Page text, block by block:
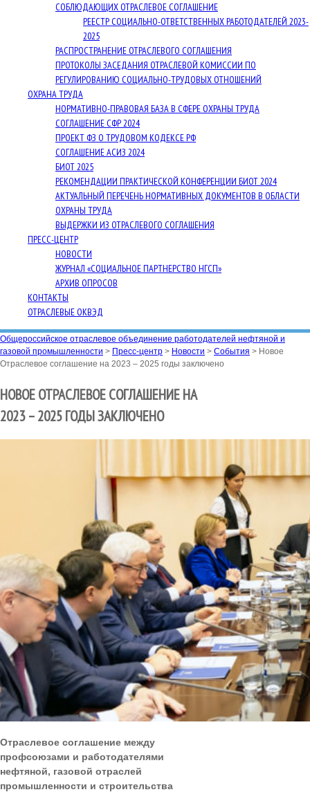
СОБЛЮДАЮЩИХ ОТРАСЛЕВОЕ СОГЛАШЕНИЕ
РЕЕСТР СОЦИАЛЬНО-ОТВЕТСТВЕННЫХ РАБОТОДАТЕЛЕЙ 2023-
2025
РАСПРОСТРАНЕНИЕ ОТРАСЛЕВОГО СОГЛАШЕНИЯ
ПРОТОКОЛЫ ЗАСЕДАНИЯ ОТРАСЛЕВОЙ КОМИССИИ ПО
РЕГУЛИРОВАНИЮ СОЦИАЛЬНО-ТРУДОВЫХ ОТНОШЕНИЙ
ОХРАНА ТРУДА
НОРМАТИВНО-ПРАВОВАЯ БАЗА В СФЕРЕ ОХРАНЫ ТРУДА
СОГЛАШЕНИЕ СФР 2024
ПРОЕКТ ФЗ О ТРУДОВОМ КОДЕКСЕ РФ
СОГЛАШЕНИЕ АСИЗ 2024
БИОТ 2025
РЕКОМЕНДАЦИИ ПРАКТИЧЕСКОЙ КОНФЕРЕНЦИИ БИОТ 2024
АКТУАЛЬНЫЙ ПЕРЕЧЕНЬ НОРМАТИВНЫХ ДОКУМЕНТОВ В ОБЛАСТИ
ОХРАНЫ ТРУДА
ВЫДЕРЖКИ ИЗ ОТРАСЛЕВОГО СОГЛАШЕНИЯ
ПРЕСС-ЦЕНТР
НОВОСТИ
ЖУРНАЛ «СОЦИАЛЬНОЕ ПАРТНЕРСТВО НГСП»
АРХИВ ОПРОСОВ
КОНТАКТЫ
ОТРАСЛЕВЫЕ ОКВЭД
Общероссийское отраслевое объединение работодателей нефтяной и
газовой промышленности > Пресс-центр > Новости > События > Новое
Отраслевое соглашение на 2023 – 2025 годы заключено
НОВОЕ ОТРАСЛЕВОЕ СОГЛАШЕНИЕ НА
2023 – 2025 ГОДЫ ЗАКЛЮЧЕНО
Отраслевое соглашение между
профсоюзами и работодателями
нефтяной, газовой отраслей
промышленности и строительства